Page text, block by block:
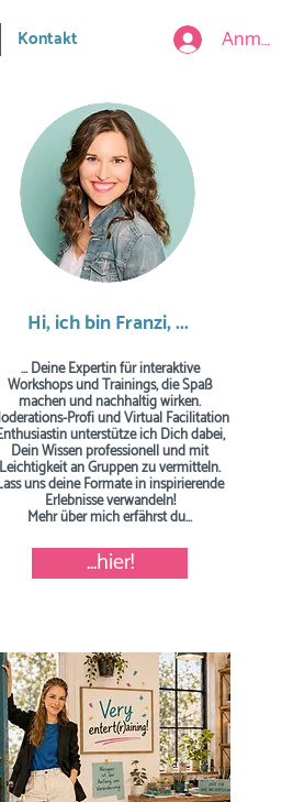
Kontakt Anmelden
Hi, ich bin Franzi, ...
... Deine Expertin für interaktive
Workshops und Trainings, die Spaß
machen und nachhaltig wirken.
Profi und Virtual Facilitation
unterstütze ich Dich dabei,
Dein Wissen professionell und mit
Leichtigkeit an Gruppen zu vermitteln.
uns deine Formate in inspirierende
Erlebnisse verwandeln!
Mehr über mich erfährst du...
...hier!